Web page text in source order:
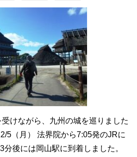
けながら、九州の城を巡りました
5（月） 法界院から7:05発のJRに
後には岡山駅に到着しました。